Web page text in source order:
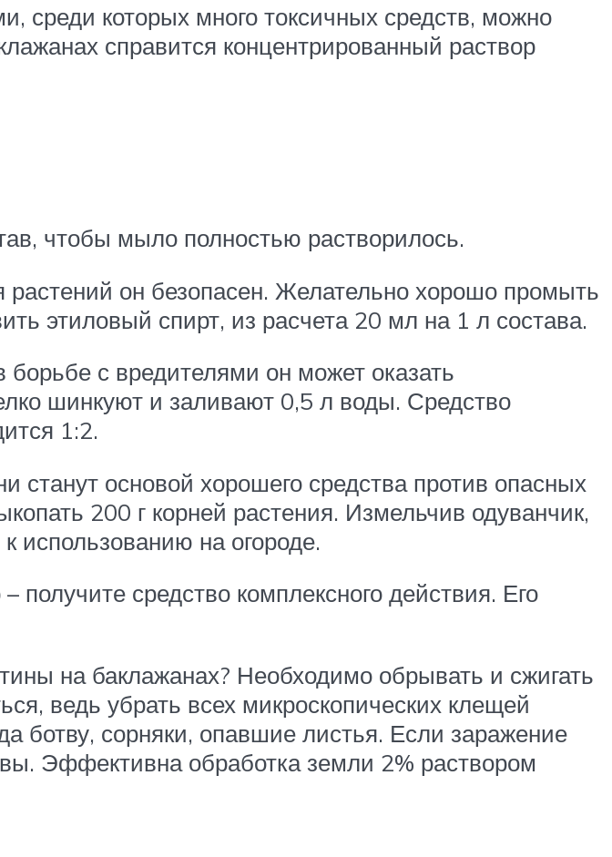
среди которых много токсичных средств, можно
справится концентрированный раствор
чтобы мыло полностью растворилось.
он безопасен. Желательно хорошо промыть
этиловый спирт, из расчета 20 мл на 1 л состава.
с вредителями он может оказать
шинкуют и заливают 0,5 л воды. Средство
1:2.
станут основой хорошего средства против опасных
200 г корней растения. Измельчив одуванчик,
использованию на огороде.
средство комплексного действия. Его
на баклажанах? Необходимо обрывать и сжигать
ведь убрать всех микроскопических клещей
ботву, сорняки, опавшие листья. Если заражение
Эффективна обработка земли 2% раствором